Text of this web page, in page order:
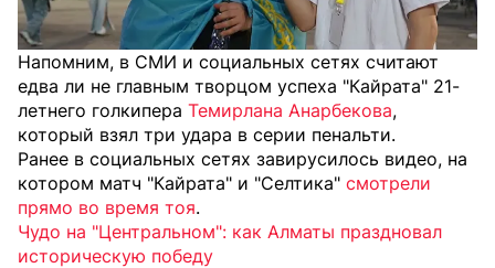
Напомним, в СМИ и социальных сетях считают
едва ли не главным творцом успеха "Кайрата" 21-
летнего голкипера Темирлана Анарбекова,
который взял три удара в серии пенальти.
Ранее в социальных сетях завирусилось видео, на
котором матч "Кайрата" и "Селтика" смотрели
прямо во время тоя.
Чудо на "Центральном": как Алматы праздновал
историческую победу